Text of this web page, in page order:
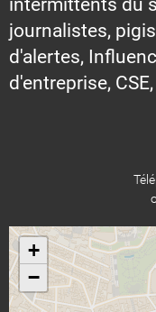
journalistes,
d'alertes,
d'entreprise,
+
−